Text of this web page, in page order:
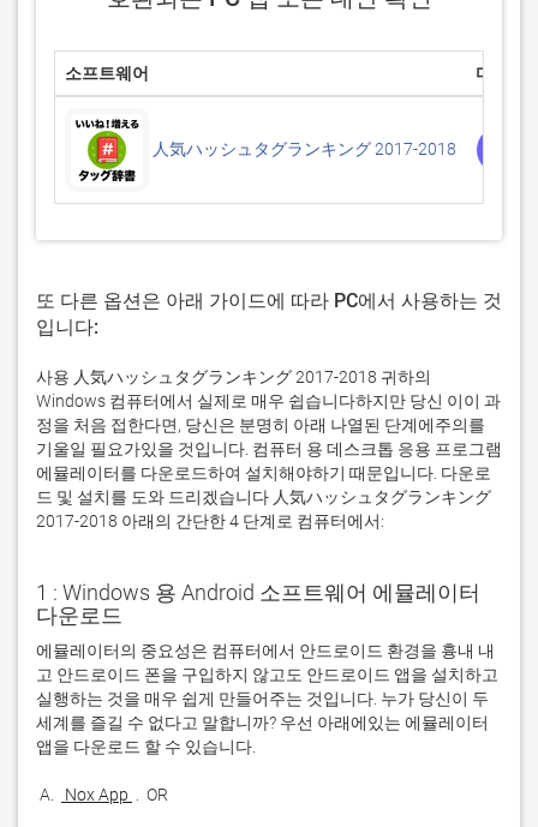
소프트웨어 다운로
人気ハッシュタグランキング 2017-2018
또 다른 옵션은 아래 가이드에 따라 PC에서 사용하는 것
입니다:
사용 人気ハッシュタグランキング 2017-2018 귀하의
Windows 컴퓨터에서 실제로 매우 쉽습니다하지만 당신 이이 과
정을 처음 접한다면, 당신은 분명히 아래 나열된 단계에주의를
기울일 필요가있을 것입니다. 컴퓨터 용 데스크톱 응용 프로그램
에뮬레이터를 다운로드하여 설치해야하기 때문입니다. 다운로
드 및 설치를 도와 드리겠습니다 人気ハッシュタグランキング
2017-2018 아래의 간단한 4 단계로 컴퓨터에서:
1 : Windows 용 Android 소프트웨어 에뮬레이터
다운로드
에뮬레이터의 중요성은 컴퓨터에서 안드로이드 환경을 흉내 내
고 안드로이드 폰을 구입하지 않고도 안드로이드 앱을 설치하고
실행하는 것을 매우 쉽게 만들어주는 것입니다. 누가 당신이 두
세계를 즐길 수 없다고 말합니까? 우선 아래에있는 에뮬레이터
A. Nox App